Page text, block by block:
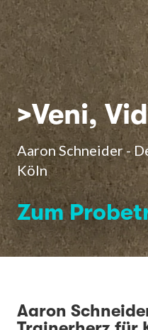
>Veni,
Aaron Schneider -
Köln
Zum
Aaron